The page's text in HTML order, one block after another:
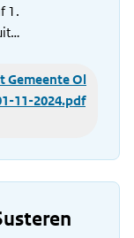
1.
Gemeente Ol
11-2024.pdf